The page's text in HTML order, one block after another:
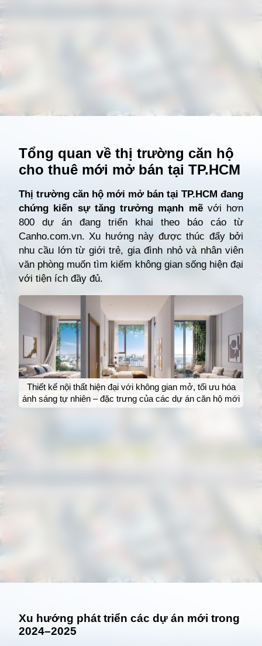
Tổng quan về thị trường căn hộ
cho thuê mới mở bán tại TP.HCM
Thị trường căn hộ mới mở bán tại TP.HCM đang
chứng kiến sự tăng trưởng mạnh mẽvới hơn
800 dự án đang triển khai theo báo cáo từ
Canho.com.vn. Xu hướng này được thúc đẩy bởi
nhu cầu lớn từ giới trẻ, gia đình nhỏ và nhân viên
văn phòng muốn tìm kiếm không gian sống hiện đại
với tiện ích đầy đủ.
Thiết kế nội thất hiện đại với không gian mở, tối ưu hóa
ánh sáng tự nhiên – đặc trưng của các dự án căn hộ mới
Xu hướng phát triển các dự án mới trong
2024–2025